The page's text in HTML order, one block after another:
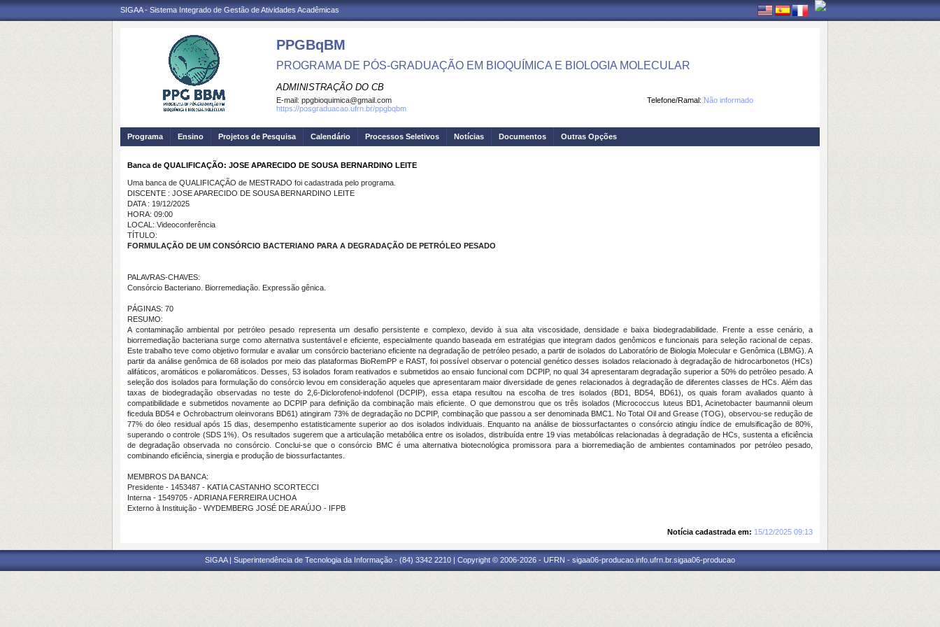
SIGAA - Sistema Integrado de Gestão de Atividades Acadêmicas
PPGBqBM
PROGRAMA DE PÓS-GRADUAÇÃO EM BIOQUÍMICA E BIOLOGIA MOLECULAR
ADMINISTRAÇÃO DO CB
Telefone/Ramal: Não informado
E-mail: ppgbioquimica@gmail.com
https://posgraduacao.ufrn.br/ppgbqbm
Programa Ensino Projetos de Pesquisa Calendário Processos Seletivos Notícias Documentos Outras Opções
Banca de QUALIFICAÇÃO: JOSE APARECIDO DE SOUSA BERNARDINO LEITE
Uma banca de QUALIFICAÇÃO de MESTRADO foi cadastrada pelo programa.
DISCENTE : JOSE APARECIDO DE SOUSA BERNARDINO LEITE
DATA : 19/12/2025
HORA: 09:00
LOCAL: Videoconferência
TÍTULO:
FORMULAÇÃO DE UM CONSÓRCIO BACTERIANO PARA A DEGRADAÇÃO DE PETRÓLEO PESADO
PALAVRAS-CHAVES:
Consórcio Bacteriano. Biorremediação. Expressão gênica.
PÁGINAS: 70
RESUMO:
A contaminação ambiental por petróleo pesado representa um desafio persistente e complexo, devido à sua alta viscosidade, densidade e baixa biodegradabilidade. Frente a esse cenário, a
biorremediação bacteriana surge como alternativa sustentável e eficiente, especialmente quando baseada em estratégias que integram dados genômicos e funcionais para seleção racional de cepas.
Este trabalho teve como objetivo formular e avaliar um consórcio bacteriano eficiente na degradação de petróleo pesado, a partir de isolados do Laboratório de Biologia Molecular e Genômica (LBMG). A
partir da análise genômica de 68 isolados por meio das plataformas BioRemPP e RAST, foi possível observar o potencial genético desses isolados relacionado à degradação de hidrocarbonetos (HCs)
alifáticos, aromáticos e poliaromáticos. Desses, 53 isolados foram reativados e submetidos ao ensaio funcional com DCPIP, no qual 34 apresentaram degradação superior a 50% do petróleo pesado. A
seleção dos isolados para formulação do consórcio levou em consideração aqueles que apresentaram maior diversidade de genes relacionados à degradação de diferentes classes de HCs. Além das
taxas de biodegradação observadas no teste do 2,6-Diclorofenol-indofenol (DCPIP), essa etapa resultou na escolha de tres isolados (BD1, BD54, BD61), os quais foram avaliados quanto à
compatibilidade e submetidos novamente ao DCPIP para definição da combinação mais eficiente. O que demonstrou que os três isolados (Micrococcus luteus BD1, Acinetobacter baumannii oleum
ficedula BD54 e Ochrobactrum oleinvorans BD61) atingiram 73% de degradação no DCPIP, combinação que passou a ser denominada BMC1. No Total Oil and Grease (TOG), observou-se redução de
77% do óleo residual após 15 dias, desempenho estatisticamente superior ao dos isolados individuais. Enquanto na análise de biossurfactantes o consórcio atingiu índice de emulsificação de 80%,
superando o controle (SDS 1%). Os resultados sugerem que a articulação metabólica entre os isolados, distribuída entre 19 vias metabólicas relacionadas à degradação de HCs, sustenta a eficiência
de degradação observada no consórcio. Conclui-se que o consórcio BMC é uma alternativa biotecnológica promissora para a biorremediação de ambientes contaminados por petróleo pesado,
combinando eficiência, sinergia e produção de biossurfactantes.
MEMBROS DA BANCA:
Presidente - 1453487 - KATIA CASTANHO SCORTECCI
Interna - 1549705 - ADRIANA FERREIRA UCHOA
Externo à Instituição - WYDEMBERG JOSÉ DE ARAÚJO - IFPB
Notícia cadastrada em: 15/12/2025 09:13
SIGAA | Superintendência de Tecnologia da Informação - (84) 3342 2210 | Copyright © 2006-2026 - UFRN - sigaa06-producao.info.ufrn.br.sigaa06-producao